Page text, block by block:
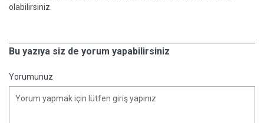
olabilirsiniz.
Bu yazıya siz de yorum yapabilirsiniz
Yorumunuz